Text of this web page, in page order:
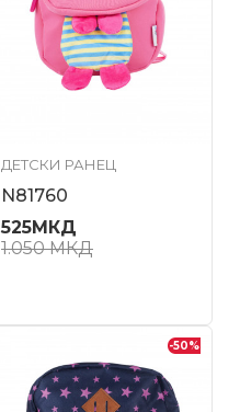
ДЕТСКИ РАНЕЦ
N81760
525МКД
1.050МКД
-50%